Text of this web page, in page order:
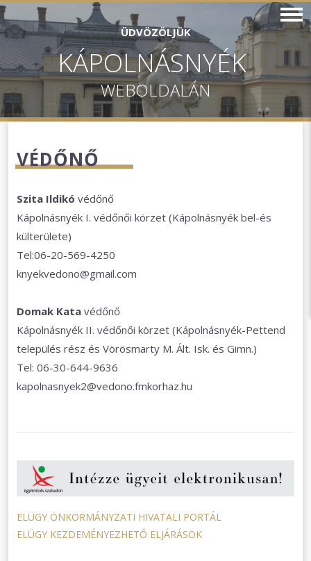
ÜDVÖZÖLJÜK
KÁPOLNÁSNYÉK
WEBOLDALÁN
VÉDŐNŐ
Szita Ildikó védőnő
Kápolnásnyék I. védőnői körzet (Kápolnásnyék bel-és
külterülete)
Tel:06-20-569-4250
knyekvedono@gmail.com
Domak Kata védőnő
Kápolnásnyék II. védőnői körzet (Kápolnásnyék-Pettend
település rész és Vörösmarty M. Ált. Isk. és Gimn.)
Tel: 06-30-644-9636
kapolnasnyek2@vedono.fmkorhaz.hu
ELÜGY ÖNKORMÁNYZATI HIVATALI PORTÁL
ELÜGY KEZDEMÉNYEZHETŐ ELJÁRÁSOK